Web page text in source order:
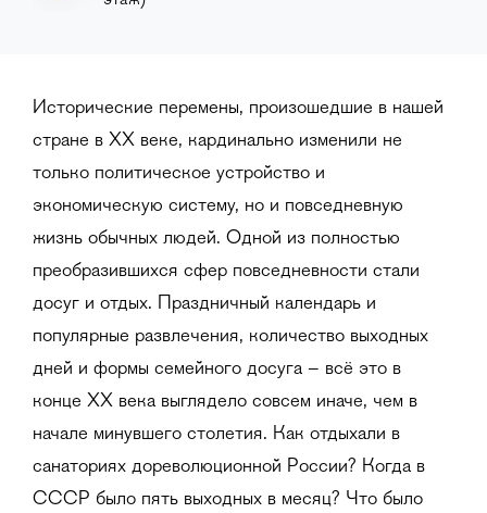
Исторические перемены, произошедшие в нашей
стране в ХХ веке, кардинально изменили не
только политическое устройство и
экономическую систему, но и повседневную
жизнь обычных людей. Одной из полностью
преобразившихся сфер повседневности стали
досуг и отдых. Праздничный календарь и
популярные развлечения, количество выходных
дней и формы семейного досуга – всё это в
конце ХХ века выглядело совсем иначе, чем в
начале минувшего столетия. Как отдыхали в
санаториях дореволюционной России? Когда в
СССР было пять выходных в месяц? Что было